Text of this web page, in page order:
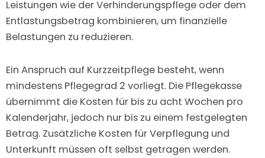
Leistungen wie der Verhinderungspflege oder dem
Entlastungsbetrag kombinieren, um finanzielle
Belastungen zu reduzieren.
Ein Anspruch auf Kurzzeitpflege besteht, wenn
mindestens Pflegegrad 2 vorliegt. Die Pflegekasse
übernimmt die Kosten für bis zu acht Wochen pro
Kalenderjahr, jedoch nur bis zu einem festgelegten
Betrag. Zusätzliche Kosten für Verpflegung und
Unterkunft müssen oft selbst getragen werden.